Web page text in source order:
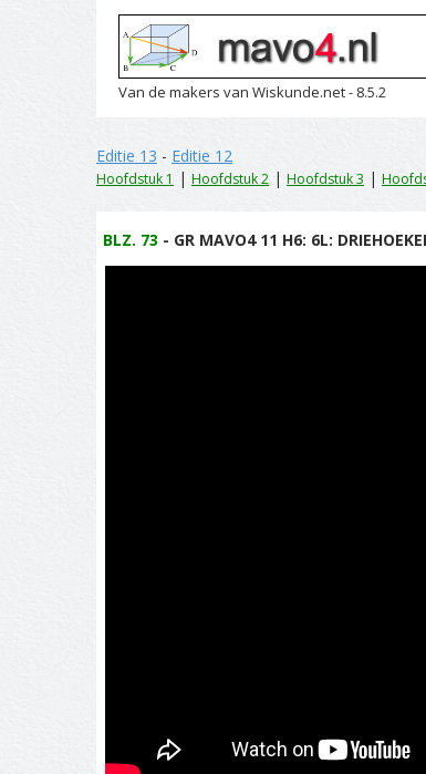
Van de makers van Wiskunde.net - 8.5.2
Editie 13 - Editie 12
Hoofdstuk 1 | Hoofdstuk 2 | Hoofdstuk 3 |
BLZ. 73 - GR MAVO4 11 H6: 6L: